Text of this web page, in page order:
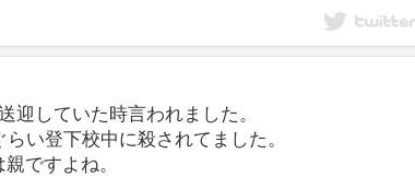
迎していた時言われました。
い登下校中に殺されてました。
ですよね。